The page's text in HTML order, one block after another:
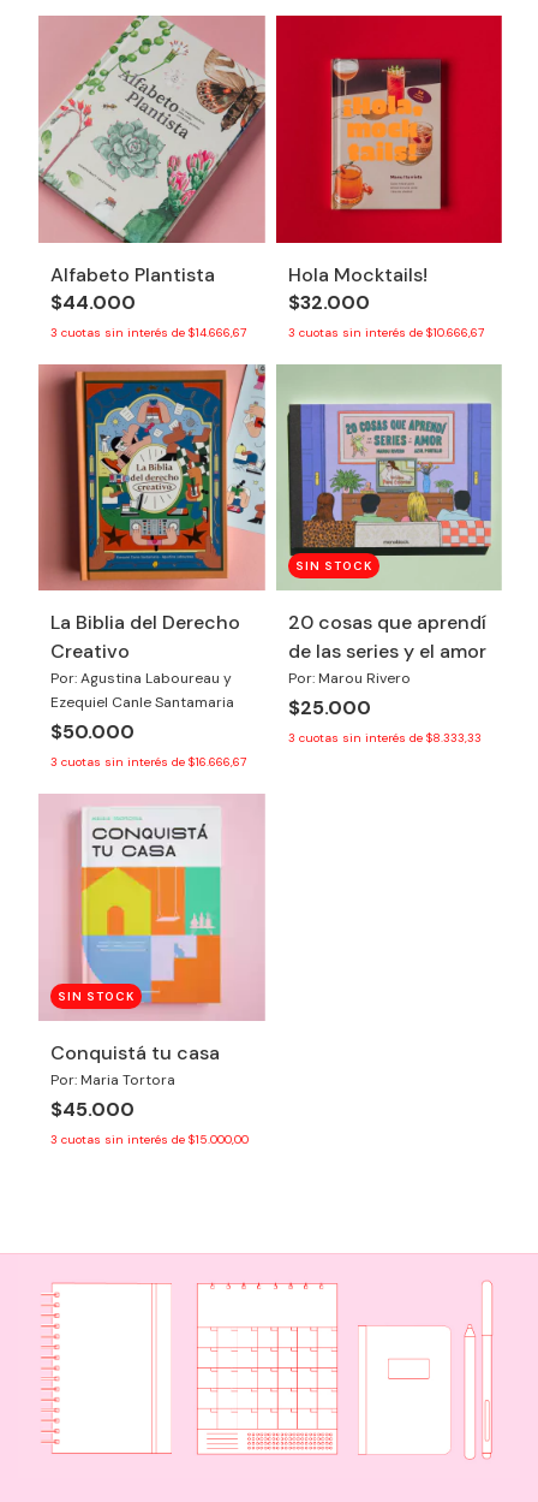
Alfabeto Plantista
$44.000
3 cuotas sin interés de $14.666,67
Hola Mocktails!
$32.000
3 cuotas sin interés de $10.666,67
La Biblia del Derecho
Creativo
Por: Agustina Laboureau y
Ezequiel Canle Santamaria
$50.000
3 cuotas sin interés de $16.666,67
SIN STOCK
20 cosas que aprendí
de las series y el amor
Por: Marou Rivero
$25.000
3 cuotas sin interés de $8.333,33
SIN STOCK
Conquistá tu casa
Por: Maria Tortora
$45.000
3 cuotas sin interés de $15.000,00